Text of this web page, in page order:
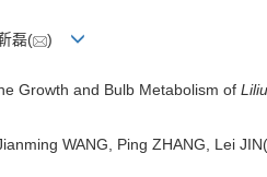
磊( )
Growth and Bulb Metabolism of
WANG, Ping ZHANG, Lei JIN(